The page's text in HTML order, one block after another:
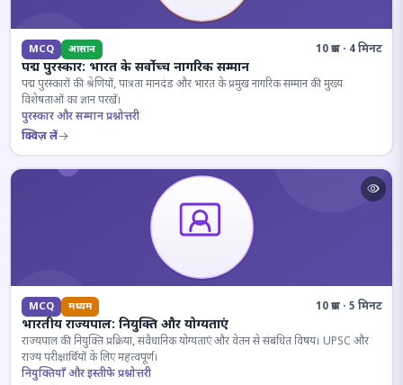
MCQ आसान 10 प्रश्न · 4 मिनट
पद्म पुरस्कार: भारत के सर्वोच्च नागरिक सम्मान
पद्म पुरस्कारों की श्रेणियों, पात्रता मानदंड और भारत के प्रमुख नागरिक सम्मान की मुख्य
विशेषताओं का ज्ञान परखें।
पुरस्कार और सम्मान प्रश्नोत्तरी
क्विज़ लें
MCQ मध्यम 10 प्रश्न · 5 मिनट
भारतीय राज्यपाल: नियुक्ति और योग्यताएं
राज्यपाल की नियुक्ति प्रक्रिया, संवैधानिक योग्यताएं और वेतन से संबंधित विषय। UPSC और
राज्य परीक्षार्थियों के लिए महत्वपूर्ण।
नियुक्तियाँ और इस्तीफे प्रश्नोत्तरी